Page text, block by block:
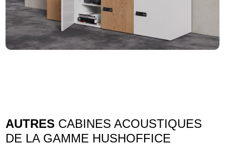
AUTRES CABINES ACOUSTIQUES
DE LA GAMME HUSHOFFICE